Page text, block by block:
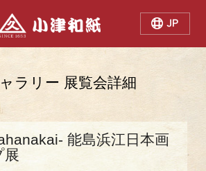
Japanese
English
Chinese
ラリー 展覧会詳細
能島浜江日本画
展